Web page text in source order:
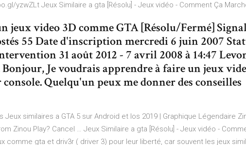
yzwZLt Jeux Similaire a gta [Résolu] - Jeux vidéo - Comment Ça
jeux video 3D comme GTA [Résolu/Fermé]
55 Date d'inscription mercredi 6 juin 2007
31 août 2012 - 7 avril 2008 à 14:47
Bonjour, Je voudrais apprendre à faire un jeux
Quelqu'un peux me donner des conseilles
Jeux similaires a GTA 5 sur Android et Ios 2019 | Graphique Légendaire
Zinou Play? Cancel … Jeux Similaire a gta [Résolu] - Jeux vidéo -
comme gta et driv3r ( driver 3) pour leur liberté, car souvent les jeux